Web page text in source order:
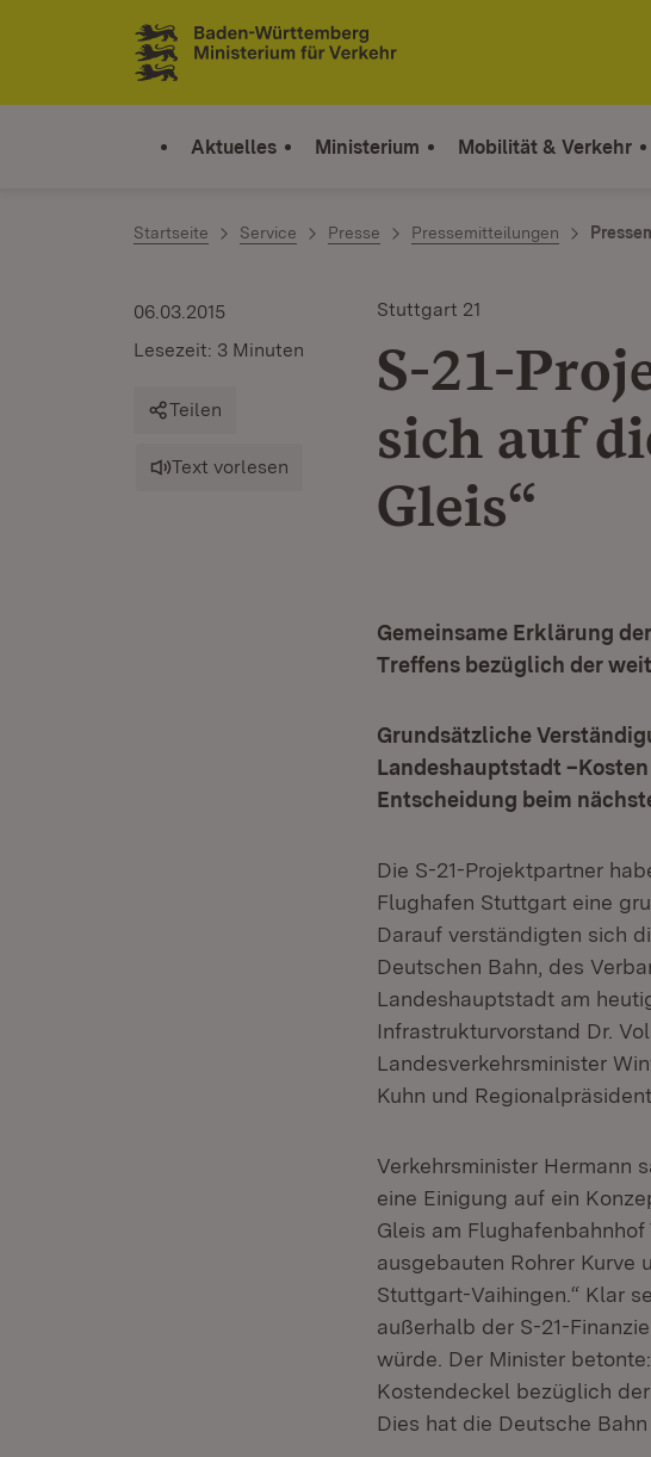
Zum Inhalt springen
Link zur Startseite
Aktuelles Ministerium Mobilität & Verkehr
Startseite Service Presse Pressemitteilungen
Stuttgart 21
S-21-
sich auf
Gleis“
06.03.2015
Lesezeit: 3 Minuten
Teilen
Text vorlesen
Gemeinsame Erklärung
Treffens bezüglich der
Grundsätzliche
Landeshauptstadt
Entscheidung beim
Die S-21-Projektpartner
Flughafen Stuttgart eine
Darauf verständigten sich
Deutschen Bahn, des
Landeshauptstadt am
Infrastrukturvorstand Dr.
Landesverkehrsminister
Kuhn und
Verkehrsminister Hermann
eine Einigung auf ein
Gleis am
ausgebauten Rohrer Kurve
Stuttgart-Vaihingen.“ Klar
außerhalb der S-21-
würde. Der Minister
Kostendeckel bezüglich
Dies hat die Deutsche